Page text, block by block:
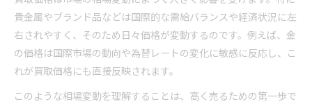
貴金属やブランド品などは国際的な需給バランスや経済状況に左
右されやすく、そのため日々価格が変動するのです。例えば、金
の価格は国際市場の動向や為替レートの変化に敏感に反応し、こ
れが買取価格にも直接反映されます。
このような相場変動を理解することは、高く売るための第一歩で